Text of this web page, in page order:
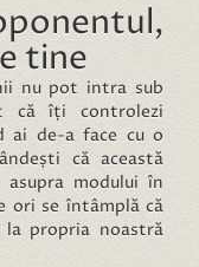
tine
nu pot intra sub
că îți controlezi
ai de-a face cu o
că această
modului în
ori se întâmplă că
la propria noastră